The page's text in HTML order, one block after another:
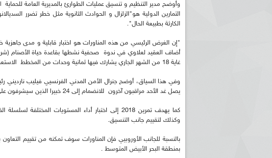
وأوضح مدير التنظيم و تنسيق عمليات الطوارئ بالمديرية العامة
التمارين الدولية هو"الزلزال و الحوادث الثانوية مثل خطر تضرر
الكارثة بطبيعة الحال".
"إن الغرض الرئيسي من هذه المناورات هو اختبار قابلية و مدى جاهزية
أضاف العقيد لعلاوي في ندوة صحفية نشطها بقاعدة حياة الأصنام
غاية 18 من الشهر الجاري يشارك فيها ثمانية وحدات من المخطط الاستعجالي و كذلك خبراء دوليين و مراقبون من 26 دولة.
وفي هذا السياق، أوضح جنرال الأمن المدني الفرنسيي فيليب نارديني
يصل غد الأحد مراقبون آخرون للانضمام إلى 24 خبيرا الذين سيشرفون على المناورات.
كما يهدف تمرين 2018 إلى اختبار أداء المستويات
وكذلك لتقييم جانب التنسيق.
بالنسبة للجانب الأوروبيي فإن المناورات سوف تمكنه من تقييم
بمنطقة البحر الأبيض المتوسط .